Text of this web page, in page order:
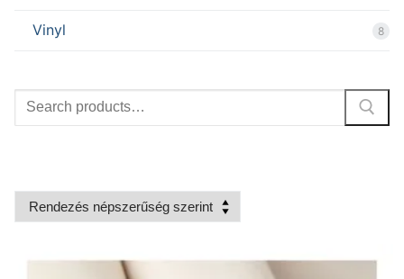
Vinyl 8
Search
for: